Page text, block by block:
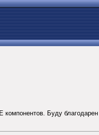
Буду благодарен